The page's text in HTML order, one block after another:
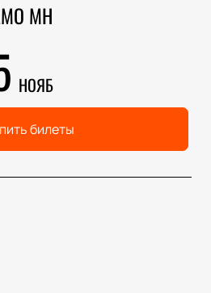
МН
НОЯБ
билеты